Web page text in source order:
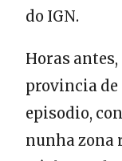
do IGN.
Horas antes,
provincia de
episodio,
nunha zona